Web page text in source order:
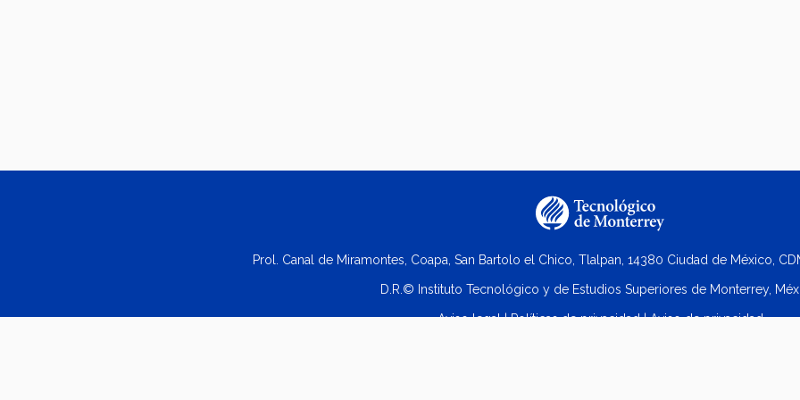
Prol. Canal de Miramontes, Coapa, San Bartolo el Chico, Tlalpan, 14380 Ciudad de México,
D.R.© Instituto Tecnológico y de Estudios Superiores de Monterrey,
Aviso legal|Políticas de privacidad|Aviso de privacidad